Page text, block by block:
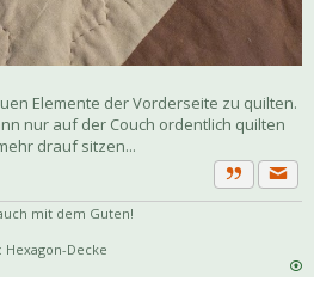
Elemente der Vorderseite zu quilten.
nur auf der Couch ordentlich quilten
drauf sitzen...
Zitat
mit dem Guten!
Hexagon-Decke